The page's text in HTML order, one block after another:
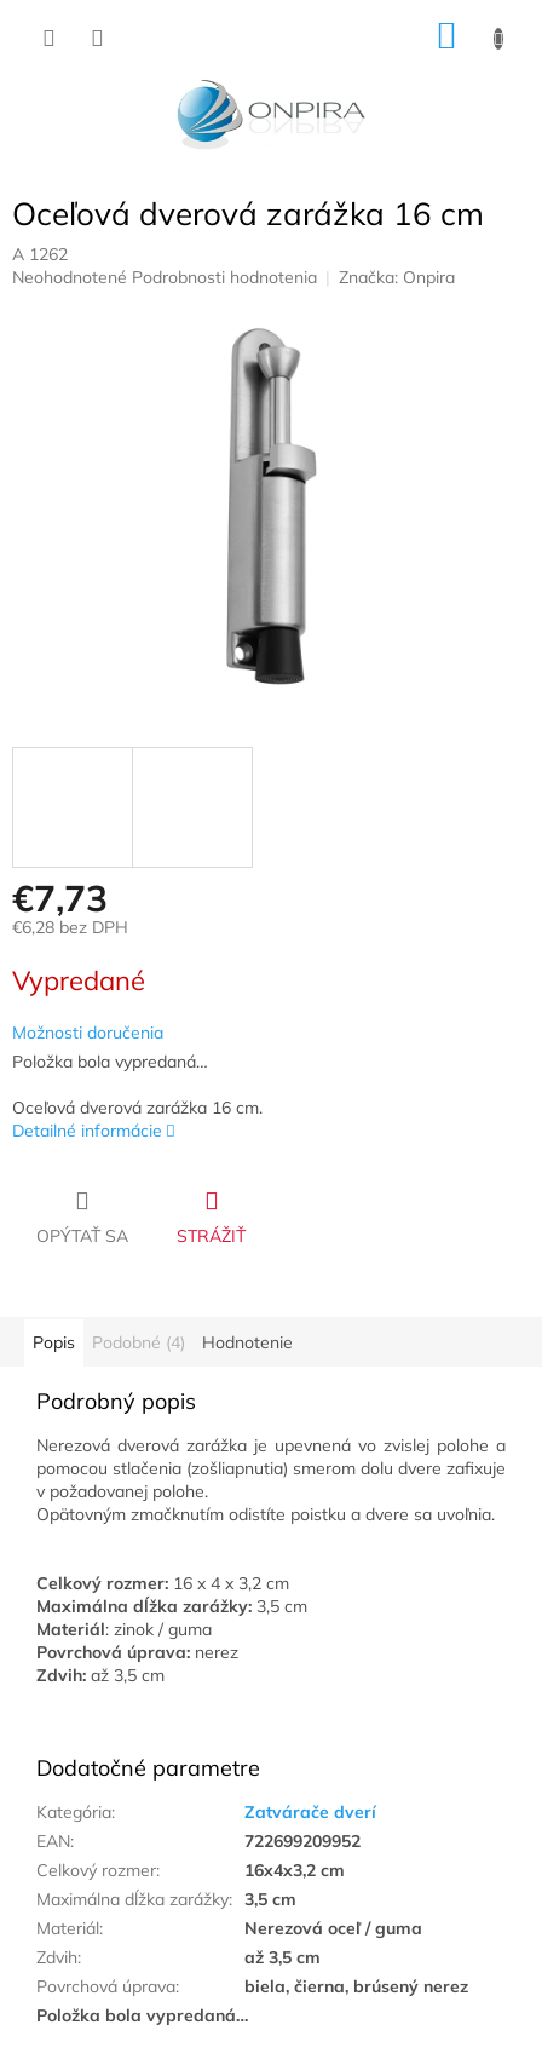
Oceľová dverová zarážka 16 cm
A 1262
Priemerné
Neohodnotené Podrobnosti hodnotenia Značka: Onpira
€7,73
€6,28 bez DPH
cena:
Vypredané
Možnosti doručenia
Položka bola vypredaná…
Oceľová dverová zarážka 16 cm.
Detailné informácie
OPÝTAŤ SA STRÁŽIŤ
Popis Podobné (4) Hodnotenie
Podrobný popis
Nerezová dverová zarážka je upevnená vo zvislej polohe a
pomocou stlačenia (zošliapnutia) smerom dolu dvere zafixuje
v požadovanej polohe.
Opätovným zmačknutím odistíte poistku a dvere sa uvoľnia.
Celkový rozmer: 16 x 4 x 3,2 cm
Maximálna dĺžka zarážky: 3,5 cm
Materiál: zinok / guma
Povrchová úprava: nerez
Zdvih: až 3,5 cm
Dodatočné parametre
Kategória:
Zatvárače dverí
EAN:
722699209952
Celkový rozmer:
16x4x3,2 cm
Maximálna dĺžka zarážky: 3,5 cm
Materiál:
Nerezová oceľ / guma
Zdvih:
až 3,5 cm
Povrchová úprava:
biela, čierna, brúsený nerez
Položka bola vypredaná…